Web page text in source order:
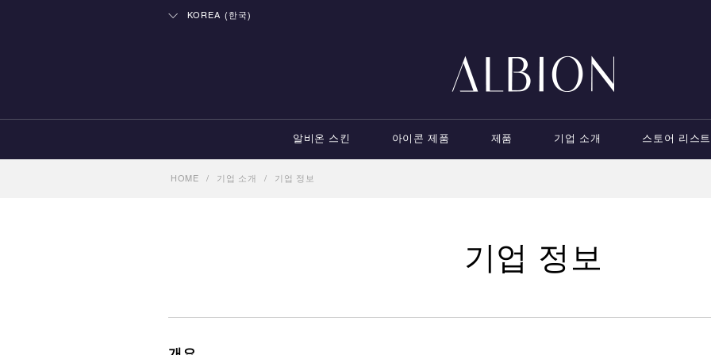
알비온 스킨 아이콘 제품 제품 기업 소개 스토어 리스트
KOREA (한국)
HOME / 기업 소개 / 기업 정보
기업 정보